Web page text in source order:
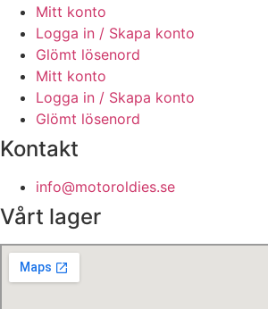
Mitt konto
Logga in / Skapa konto
Glömt lösenord
Mitt konto
Logga in / Skapa konto
Glömt lösenord
Kontakt
info@motoroldies.se
Vårt lager